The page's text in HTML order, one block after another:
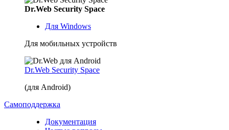
Dr.Web Security Space
Для Windows
Для мобильных устройств
Dr.Web Security Space
(для Android)
Самоподдержка
Документация